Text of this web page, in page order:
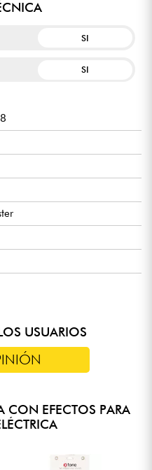
SI
SI
USUARIOS
CON EFECTOS PARA